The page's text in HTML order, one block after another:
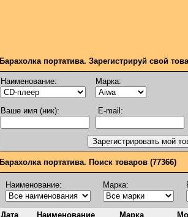
Барахолка портатива. Зарегистрируй свой
Наименование: Марка:
Ваше имя (ник): E-mail:
Барахолка портатива. Поиск товаров (77366)
Наименование: Марка:
Дата Наименование Марка